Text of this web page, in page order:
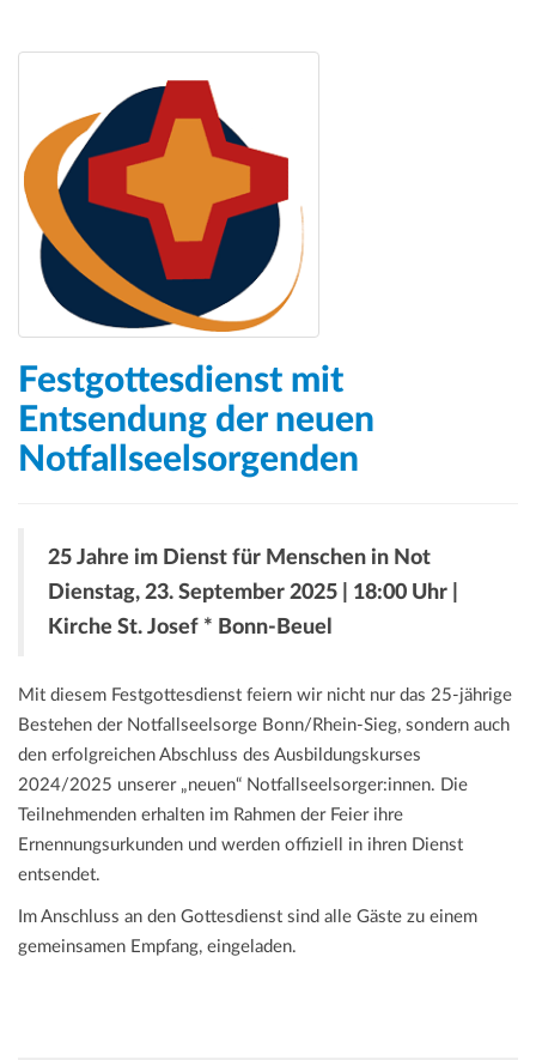
Festgottesdienst mit
Entsendung der neuen
Notfallseelsorgenden
25 Jahre im Dienst für Menschen in Not
Dienstag, 23. September 2025 | 18:00 Uhr |
Kirche St. Josef * Bonn-Beuel
Mit diesem Festgottesdienst feiern wir nicht nur das 25-jährige
Bestehen der Notfallseelsorge Bonn/Rhein-Sieg, sondern auch
den erfolgreichen Abschluss des Ausbildungskurses
2024/2025 unserer „neuen“ Notfallseelsorger:innen. Die
Teilnehmenden erhalten im Rahmen der Feier ihre
Ernennungsurkunden und werden offiziell in ihren Dienst
entsendet.
Im Anschluss an den Gottesdienst sind alle Gäste zu einem
gemeinsamen Empfang, eingeladen.